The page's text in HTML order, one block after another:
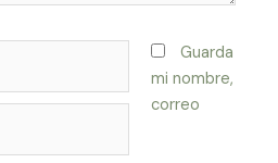
Guarda
mi nombre,
correo